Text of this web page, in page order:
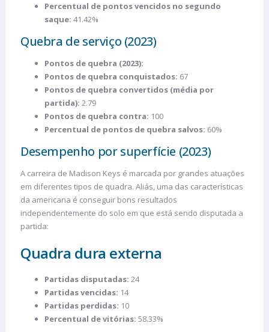
Percentual de pontos vencidos no segundo
saque: 41.42%
Quebra de serviço (2023)
Pontos de quebra (2023):
Pontos de quebra conquistados: 67
Pontos de quebra convertidos (média por
partida): 2.79
Pontos de quebra contra: 100
Percentual de pontos de quebra salvos: 60%
Desempenho por superfície (2023)
A carreira de Madison Keys é marcada por grandes atuações
em diferentes tipos de quadra. Aliás, uma das características
da americana é conseguir bons resultados
independentemente do solo em que está sendo disputada a
partida:
Quadra dura externa
Partidas disputadas: 24
Partidas vencidas: 14
Partidas perdidas: 10
Percentual de vitórias: 58.33%